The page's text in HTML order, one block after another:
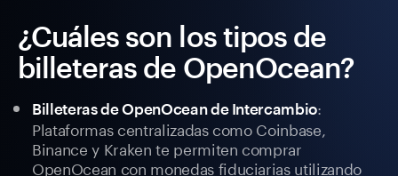
¿Cuáles son los tipos de
billeteras de OpenOcean?
Billeteras de OpenOcean de Intercambio:
Plataformas centralizadas como Coinbase,
Binance y Kraken te permiten comprar
OpenOcean con monedas fiduciarias utilizando